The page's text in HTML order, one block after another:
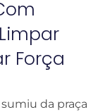
Força
da praça